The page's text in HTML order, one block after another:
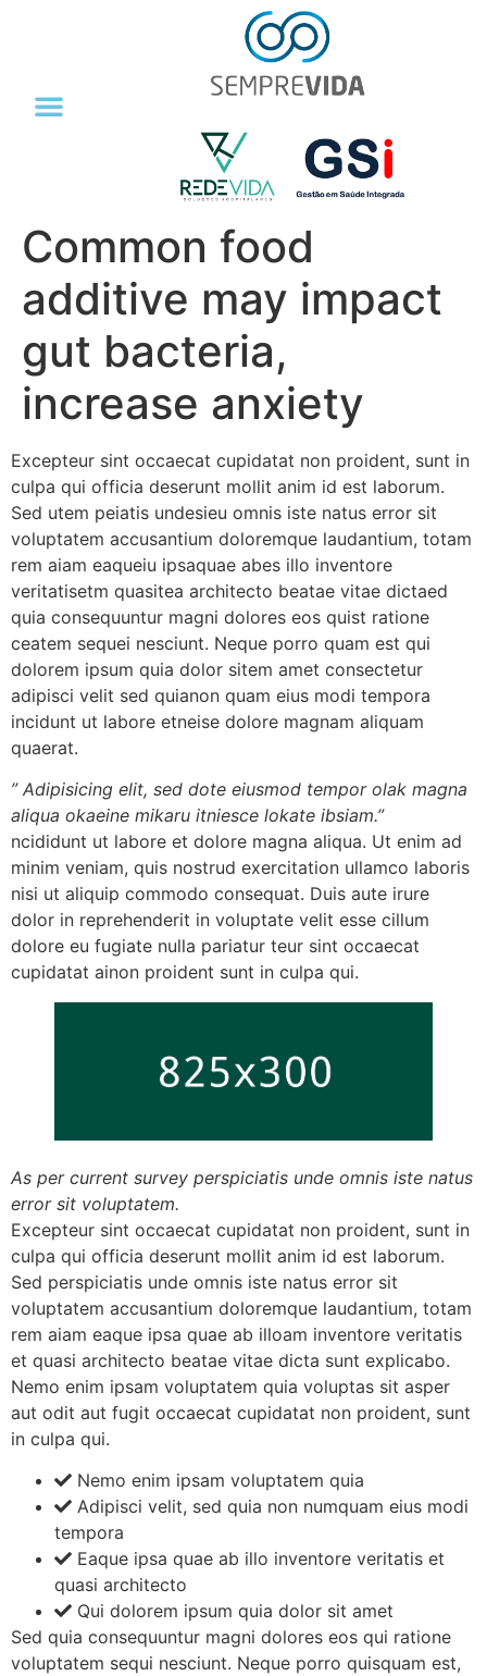
Common food
additive may impact
gut bacteria,
increase anxiety
Excepteur sint occaecat cupidatat non proident, sunt in
culpa qui officia deserunt mollit anim id est laborum.
Sed utem peiatis undesieu omnis iste natus error sit
voluptatem accusantium doloremque laudantium, totam
rem aiam eaqueiu ipsaquae abes illo inventore
veritatisetm quasitea architecto beatae vitae dictaed
quia consequuntur magni dolores eos quist ratione
ceatem sequei nesciunt. Neque porro quam est qui
dolorem ipsum quia dolor sitem amet consectetur
adipisci velit sed quianon quam eius modi tempora
incidunt ut labore etneise dolore magnam aliquam
quaerat.
” Adipisicing elit, sed dote eiusmod tempor olak magna
aliqua okaeine mikaru itniesce lokate ibsiam.”
ncididunt ut labore et dolore magna aliqua. Ut enim ad
minim veniam, quis nostrud exercitation ullamco laboris
nisi ut aliquip commodo consequat. Duis aute irure
dolor in reprehenderit in voluptate velit esse cillum
dolore eu fugiate nulla pariatur teur sint occaecat
cupidatat ainon proident sunt in culpa qui.
As per current survey perspiciatis unde omnis iste natus
error sit voluptatem.
Excepteur sint occaecat cupidatat non proident, sunt in
culpa qui officia deserunt mollit anim id est laborum.
Sed perspiciatis unde omnis iste natus error sit
voluptatem accusantium doloremque laudantium, totam
rem aiam eaque ipsa quae ab illoam inventore veritatis
et quasi architecto beatae vitae dicta sunt explicabo.
Nemo enim ipsam voluptatem quia voluptas sit asper
aut odit aut fugit occaecat cupidatat non proident, sunt
in culpa qui.
Nemo enim ipsam voluptatem quia
Adipisci velit, sed quia non numquam eius modi
tempora
Eaque ipsa quae ab illo inventore veritatis et
quasi architecto
Qui dolorem ipsum quia dolor sit amet
Sed quia consequuntur magni dolores eos qui ratione
voluptatem sequi nesciunt. Neque porro quisquam est,